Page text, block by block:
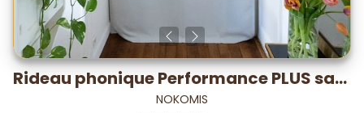
Rideau phonique Performance PLUS satin – testé labo -28,2 dB*
NOKOMIS